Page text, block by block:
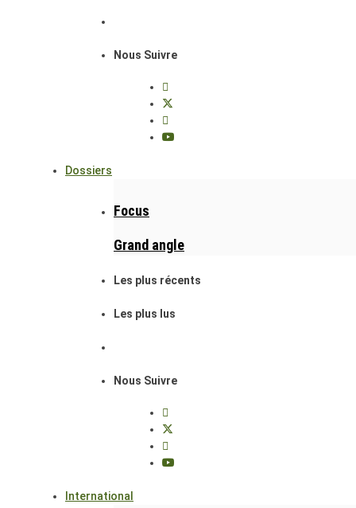
Nous Suivre
Dossiers
Focus
Grand angle
Les plus récents
Les plus lus
Nous Suivre
International